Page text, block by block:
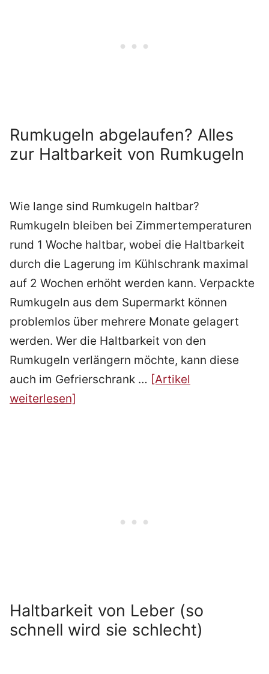
Rumkugeln abgelaufen? Alles
zur Haltbarkeit von Rumkugeln
Wie lange sind Rumkugeln haltbar?
Rumkugeln bleiben bei Zimmertemperaturen
rund 1 Woche haltbar, wobei die Haltbarkeit
durch die Lagerung im Kühlschrank maximal
auf 2 Wochen erhöht werden kann. Verpackte
Rumkugeln aus dem Supermarkt können
problemlos über mehrere Monate gelagert
werden. Wer die Haltbarkeit von den
Rumkugeln verlängern möchte, kann diese
auch im Gefrierschrank … [Artikel
weiterlesen]
Haltbarkeit von Leber (so
schnell wird sie schlecht)